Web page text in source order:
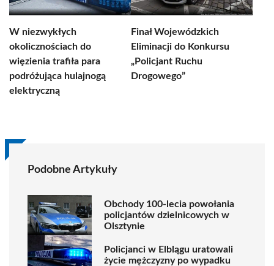
W niezwykłych
okolicznościach do
więzienia trafiła para
podróżująca hulajnogą
elektryczną
Finał Wojewódzkich
Eliminacji do Konkursu
„Policjant Ruchu
Drogowego”
Podobne Artykuły
Obchody 100-lecia powołania
policjantów dzielnicowych w
Olsztynie
Policjanci w Elblągu uratowali
życie mężczyzny po wypadku